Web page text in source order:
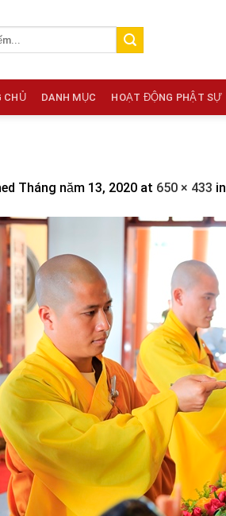
CHỦ DANH MỤC HOẠT ĐỘNG PHẬT SỰ
Tháng năm 13, 2020 at 650 × 433 in